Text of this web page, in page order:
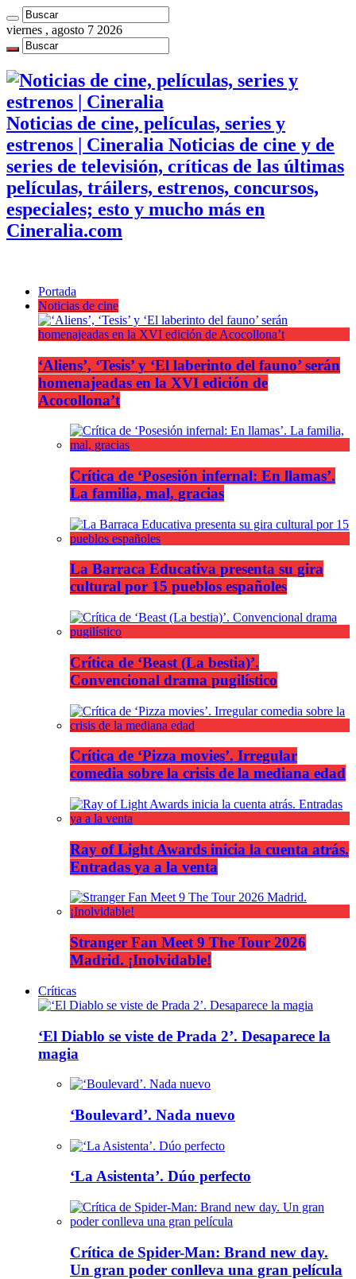
viernes , agosto 7 2026
Noticias de cine, películas, series y
estrenos | Cineralia Noticias de cine y de
series de televisión, críticas de las últimas
películas, tráilers, estrenos, concursos,
especiales; esto y mucho más en
Cineralia.com
Portada
Noticias de cine
‘Aliens’, ‘Tesis’ y ‘El laberinto del fauno’ serán
homenajeadas en la XVI edición de
Acocollona’t
Crítica de ‘Posesión infernal: En llamas’.
La familia, mal, gracias
La Barraca Educativa presenta su gira
cultural por 15 pueblos españoles
Crítica de ‘Beast (La bestia)’.
Convencional drama pugilístico
Crítica de ‘Pizza movies’. Irregular
comedia sobre la crisis de la mediana edad
Ray of Light Awards inicia la cuenta atrás.
Entradas ya a la venta
Stranger Fan Meet 9 The Tour 2026
Madrid. ¡Inolvidable!
Críticas
‘El Diablo se viste de Prada 2’. Desaparece la
magia
‘Boulevard’. Nada nuevo
‘La Asistenta’. Dúo perfecto
Crítica de Spider-Man: Brand new day.
Un gran poder conlleva una gran película